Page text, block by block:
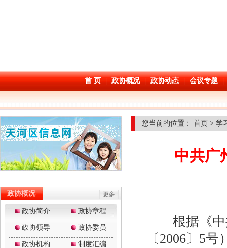
您当前的位置： 首页 > 学
中共广
根据《中
〔2006〕5